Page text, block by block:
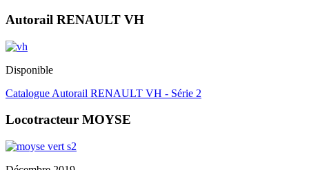
Autorail RENAULT VH
Disponible
Catalogue Autorail RENAULT VH - Série 2
Locotracteur MOYSE